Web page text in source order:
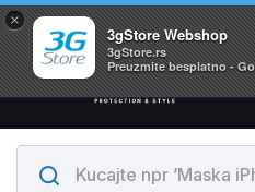
×
3gStore Webshop
3gStore.rs
Preuzmite besplatno -
Svi proizvodi su na